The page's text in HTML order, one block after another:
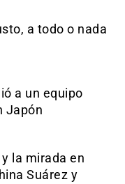
a todo o nada
a un equipo
Japón
la mirada en
Suárez y